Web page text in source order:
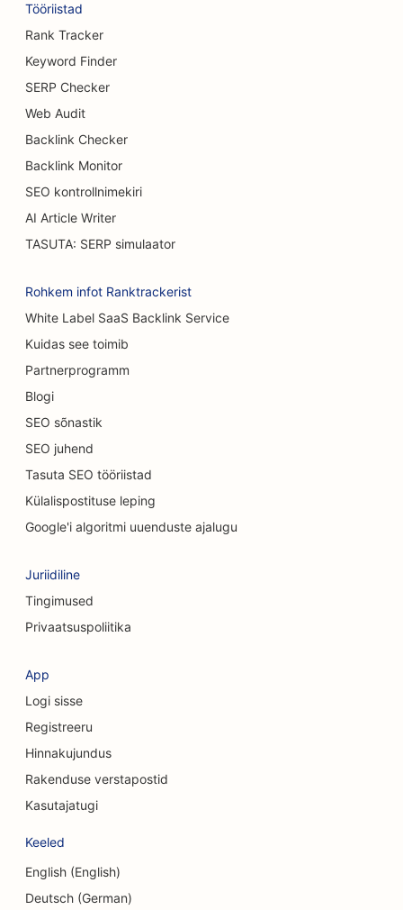
SEO rindade suurendamise teenuste jaoks
SEO buffet-restoranidele
SEO Burgeri veoautodele
SEO Koogipoodide jaoks
SEO põletuskirurgidele
SEO autopesulate jaoks
SEO kohvikutele
SEO vaipade ja põrandakattematerjalide
kauplustele
SEO Casual Dining restoranidele
SEO keemilise koorimise teenuste jaoks
SEO kassikohvikutele
SEO puhastusteenuste jaoks
SEO konsultatsioonifirmadele
SEO kosmeetiliste kirurgide jaoks
SEO valuutavahetusteenuste jaoks
SEO krediidiühistutele
SEO koogipoodidele
SEO tantsustuudiote jaoks
Tööriistad
Rank Tracker
Keyword Finder
SERP Checker
Web Audit
Backlink Checker
Backlink Monitor
SEO kontrollnimekiri
AI Article Writer
TASUTA: SERP simulaator
Rohkem infot Ranktrackerist
White Label SaaS Backlink Service
Kuidas see toimib
Partnerprogramm
Blogi
SEO sõnastik
SEO juhend
Tasuta SEO tööriistad
Külalispostituse leping
Google'i algoritmi uuenduste ajalugu
Juriidiline
Tingimused
Privaatsuspoliitika
App
Logi sisse
Registreeru
Hinnakujundus
Rakenduse verstapostid
Kasutajatugi
Keeled
English (English)
Deutsch (German)